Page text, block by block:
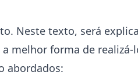
Neste texto, será
melhor forma de realizá-
abordados: